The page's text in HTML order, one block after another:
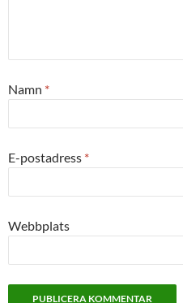
Namn *
E-postadress *
Webbplats